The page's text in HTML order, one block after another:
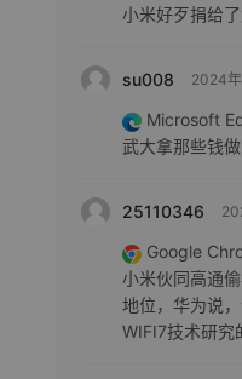
小米好歹捐给
su008 2024
Microsoft
武大拿那些钱做
25110346
Google
小米伙同高通
地位，华为说
WIFI7技术研究